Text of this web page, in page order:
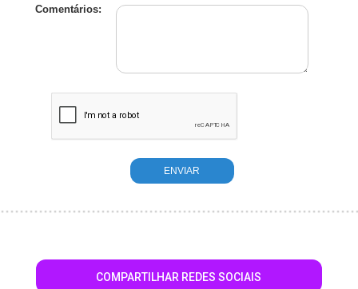
Comentários:
COMPARTILHAR REDES SOCIAIS